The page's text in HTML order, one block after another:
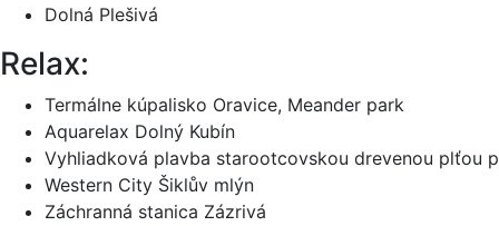
Dolná Plešivá
Relax:
Termálne kúpalisko Oravice, Meander park
Aquarelax Dolný Kubín
Vyhliadková plavba starootcovskou drevenou plťou
Western City Šiklův mlýn
Záchranná stanica Zázrivá